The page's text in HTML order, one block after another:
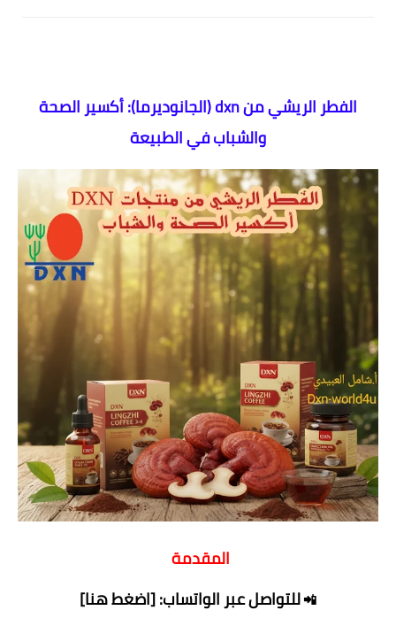
الفطر الريشي من dxn (الجانوديرما): أكسير الصحة
والشباب في الطبيعة
المقدمة
📲للتواصل عبر الواتساب: [اضغط هنا]